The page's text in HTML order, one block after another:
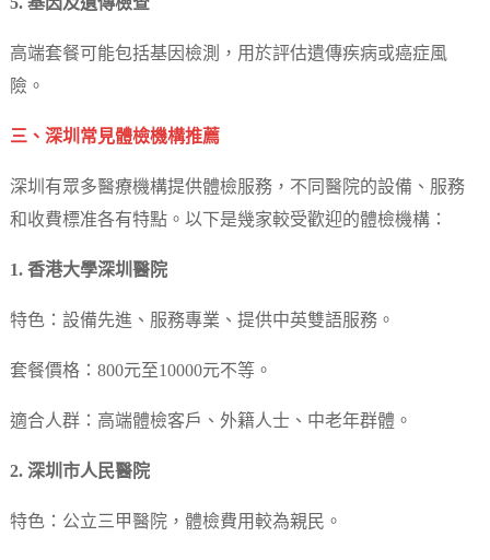
5. 基因及遺傳檢查
高端套餐可能包括基因檢測，用於評估遺傳疾病或癌症風
險。
三、深圳常見體檢機構推薦
深圳有眾多醫療機構提供體檢服務，不同醫院的設備、服務
和收費標准各有特點。以下是幾家較受歡迎的體檢機構：
1. 香港大學深圳醫院
特色：設備先進、服務專業、提供中英雙語服務。
套餐價格：800元至10000元不等。
適合人群：高端體檢客戶、外籍人士、中老年群體。
2. 深圳市人民醫院
特色：公立三甲醫院，體檢費用較為親民。